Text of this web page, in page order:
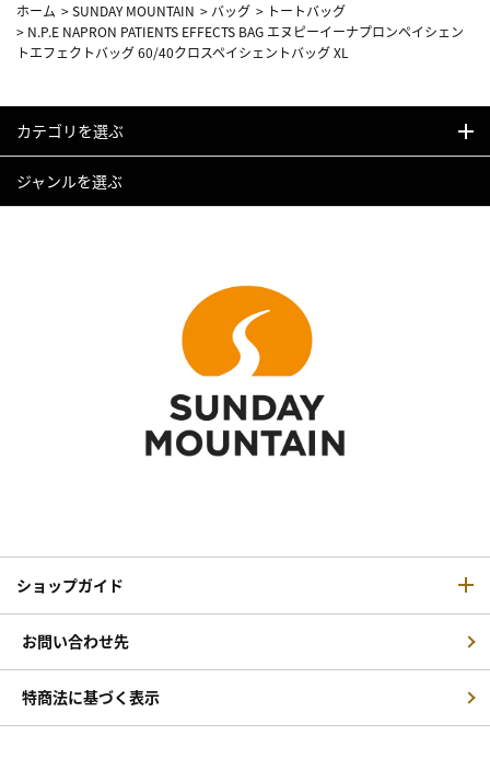
ホーム >SUNDAY MOUNTAIN > バッグ > トートバッグ
> N.P.E NAPRON PATIENTS EFFECTS BAG エヌピーイーナプロンペイシェン
トエフェクトバッグ 60/40クロスペイシェントバッグ XL
カテゴリを選ぶ
ジャンルを選ぶ
ショップガイド
お問い合わせ先
特商法に基づく表示